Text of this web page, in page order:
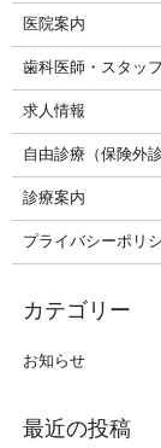
医院案内
歯科医師・スタッ
求人情報
自由診療（保険外
診療案内
プライバシーポリ
お知らせ